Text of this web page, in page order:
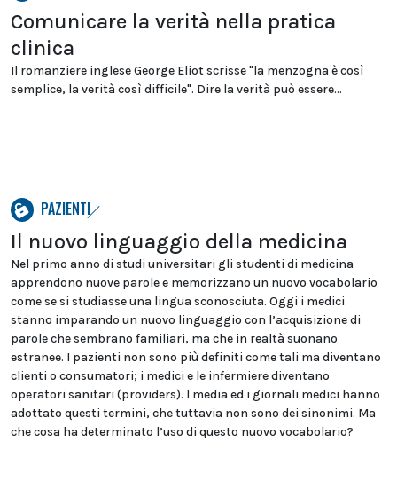
Comunicare la verità nella pratica
clinica
Il romanziere inglese George Eliot scrisse "la menzogna è così
semplice, la verità così difficile". Dire la verità può essere...
PAZIENTI
Il nuovo linguaggio della medicina
Nel primo anno di studi universitari gli studenti di medicina
apprendono nuove parole e memorizzano un nuovo vocabolario
come se si studiasse una lingua sconosciuta. Oggi i medici
stanno imparando un nuovo linguaggio con l’acquisizione di
parole che sembrano familiari, ma che in realtà suonano
estranee. I pazienti non sono più definiti come tali ma diventano
clienti o consumatori; i medici e le infermiere diventano
operatori sanitari (providers). I media ed i giornali medici hanno
adottato questi termini, che tuttavia non sono dei sinonimi. Ma
che cosa ha determinato l’uso di questo nuovo vocabolario?